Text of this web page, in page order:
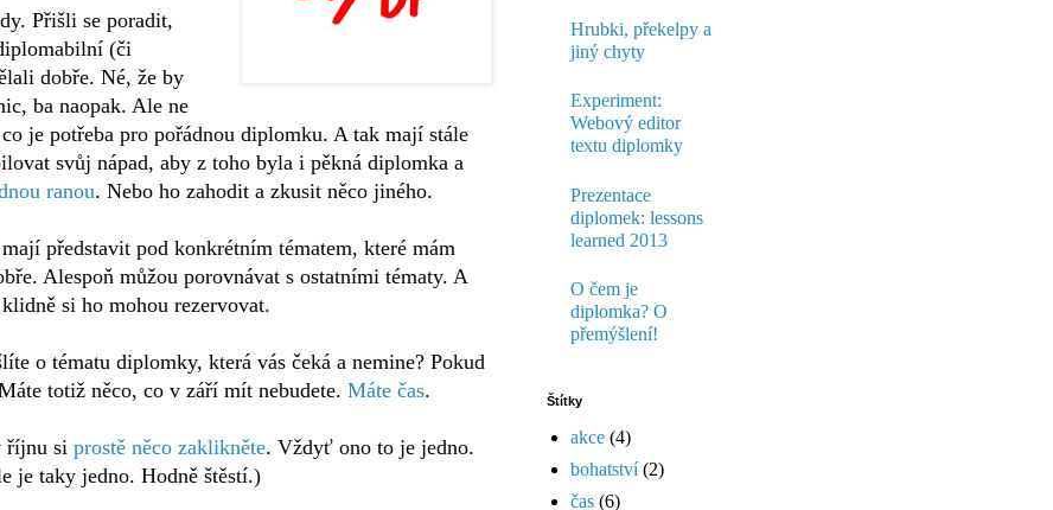
Přišli se poradit,
(či
dobře. Né, že by
ba naopak. Ale ne
je potřeba pro pořádnou diplomku. A tak mají stále
svůj nápad, aby z toho byla i pěkná diplomka a
ranou. Nebo ho zahodit a zkusit něco jiného.
představit pod konkrétním tématem, které mám
Alespoň můžou porovnávat s ostatními tématy. A
si ho mohou rezervovat.
o tématu diplomky, která vás čeká a nemine? Pokud
totiž něco, co v září mít nebudete. Máte čas.
říjnu si prostě něco zaklikněte. Vždyť ono to je jedno.
je taky jedno. Hodně štěstí.)
Hrubki, překelpy a
jiný chyty
Experiment:
Webový editor
textu diplomky
Prezentace
diplomek: lessons
learned 2013
O čem je
diplomka? O
přemýšlení!
Štítky
akce (4)
bohatství (2)
čas (6)